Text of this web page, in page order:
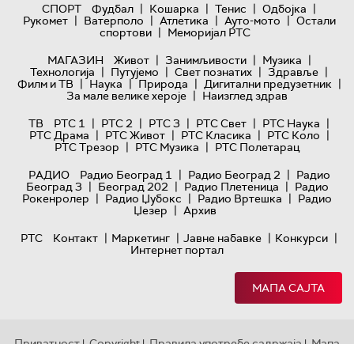
СПОРТ
Фудбал | Кошарка | Тенис | Одбојка |
Рукомет | Ватерполо | Атлетика | Ауто-мото | Остали
спортови | Меморијал РТС
МАГАЗИН
Живот | Занимљивости | Музика |
Технологијa | Путујемо | Свет познатих | Здравље |
Филм и ТВ | Наука | Природа | Дигитални предузетник |
За мале велике хероје | Наизглед здрав
ТВ
РТС 1 | РТС 2 | РТС 3 | РТС Свет | РТС Наука |
РТС Драма | РТС Живот | РТС Класика | РТС Коло |
РТС Трезор | РТС Музика | РТС Полетарац
РАДИО
Радио Београд 1 | Радио Београд 2 | Радио
Београд 3 | Београд 202 | Радио Плетеница | Радио
Рокенролер | Радио Џубокс | Радио Вртешка | Радио
Џезер | Архив
РТС
Контакт | Маркетинг | Јавне набавке | Конкурси |
Интернет портал
МАПА САЈТА